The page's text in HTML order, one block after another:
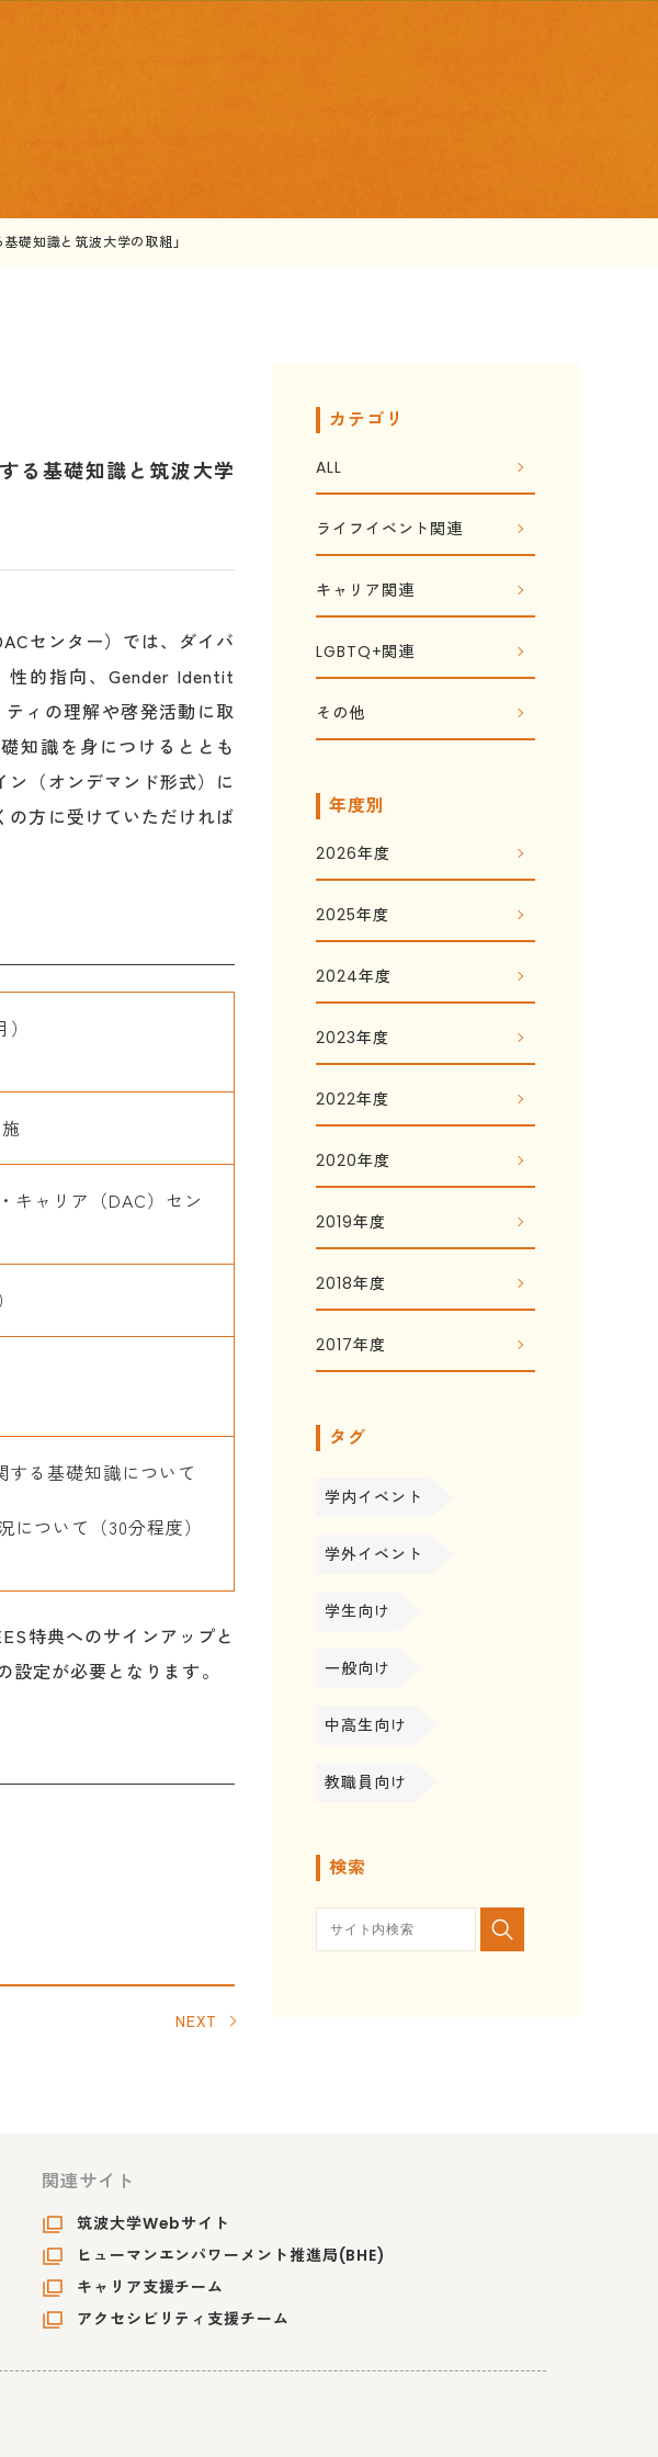
礎知識と筑波大学の取組」
る基礎知識と筑波大学
センター）では、ダイバ
性的指向、Gender Identit
ィの理解や啓発活動に取
知識を身につけるととも
（オンデマンド形式）に
の方に受けていただければ
キャリア（DAC）セン
る基礎知識について
ついて（30分程度）
特典へのサインアップと
定が必要となります。
NEXT
カテゴリ
ALL
ライフイベント関連
キャリア関連
LGBTQ+関連
その他
年度別
2026年度
2025年度
2024年度
2023年度
2022年度
2020年度
2019年度
2018年度
2017年度
タグ
学内イベント
学外イベント
学生向け
一般向け
中高生向け
教職員向け
検索
関連サイト
筑波大学Webサイト
ヒューマンエンパワーメント推進局(BHE)
キャリア支援チーム
アクセシビリティ支援チーム